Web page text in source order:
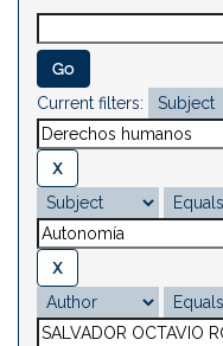
Current filters: